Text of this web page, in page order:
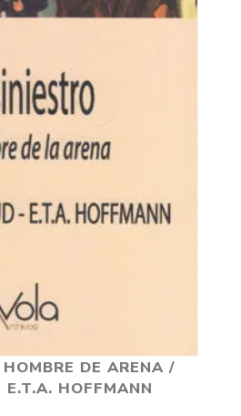
DE ARENA /
HOFFMANN